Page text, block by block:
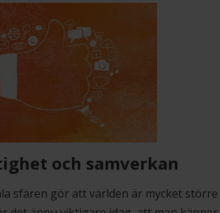
och samverkan
sfären gör att världen är mycket